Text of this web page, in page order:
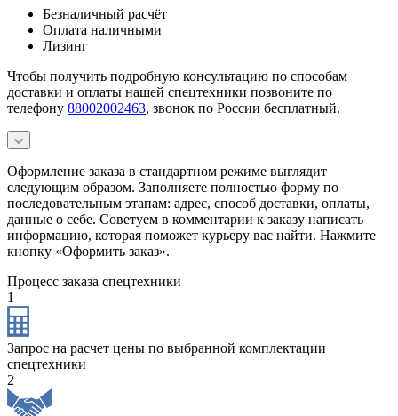
Безналичный расчёт
Оплата наличными
Лизинг
Чтобы получить подробную консультацию по способам
доставки и оплаты нашей спецтехники позвоните по
телефону 88002002463, звонок по России бесплатный.
Оформление заказа в стандартном режиме выглядит
следующим образом. Заполняете полностью форму по
последовательным этапам: адрес, способ доставки, оплаты,
данные о себе. Советуем в комментарии к заказу написать
информацию, которая поможет курьеру вас найти. Нажмите
кнопку «Оформить заказ».
Процесс заказа спецтехники
1
Запрос на расчет цены по выбранной комплектации
спецтехники
2